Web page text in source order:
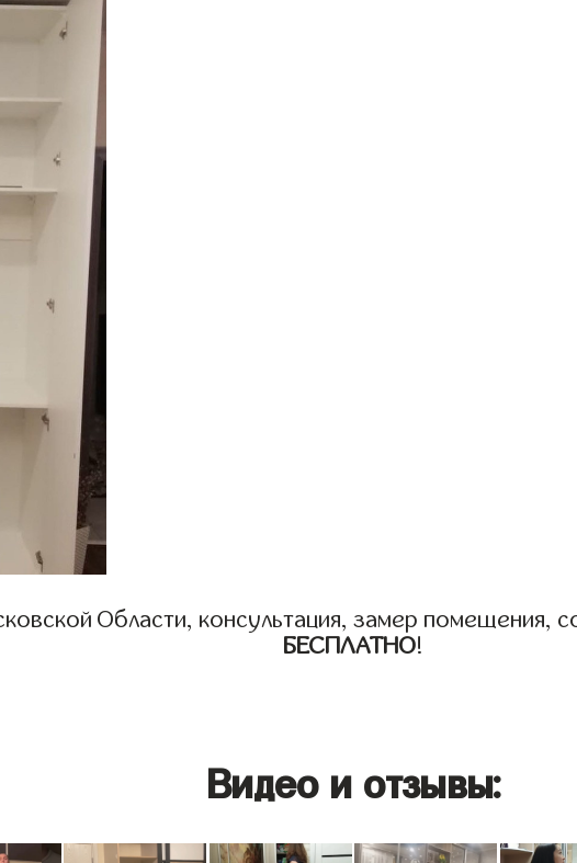
Области, консультация, замер помещения,
БЕСПЛАТНО!
Видео и отзывы: